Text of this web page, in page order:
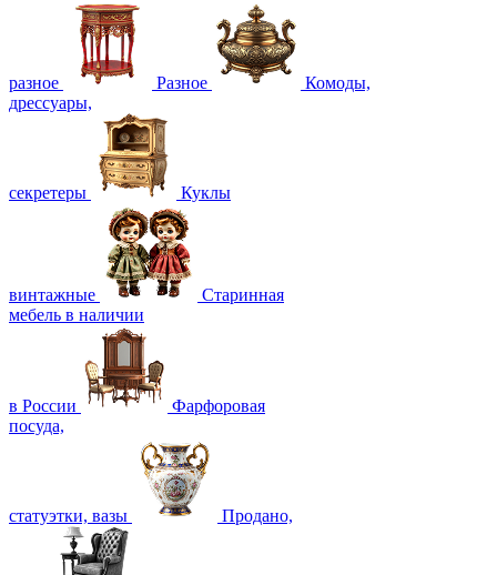
разное Разное
Комоды,
дрессуары,
секретеры Куклы
винтажные
Старинная
мебель в наличии
в России
Фарфоровая
посуда,
статуэтки, вазы Продано,